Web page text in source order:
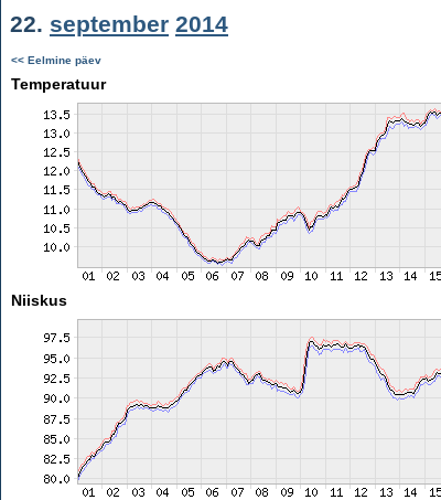
22. september 2014
<< Eelmine päev
Temperatuur
Niiskus